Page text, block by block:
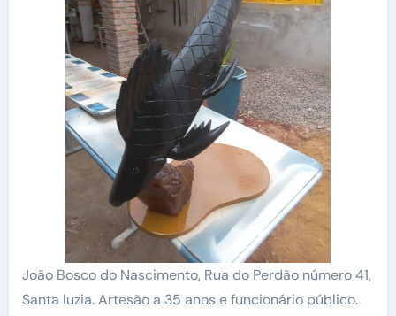
João Bosco do Nascimento, Rua do Perdão número 41,
Santa luzia. Artesão a 35 anos e funcionário público.